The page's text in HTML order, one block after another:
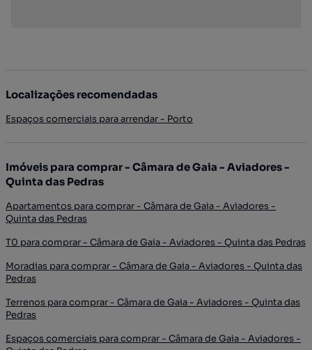
Localizações recomendadas
Espaços comerciais para arrendar - Porto
Imóveis para comprar - Câmara de Gaia - Aviadores -
Quinta das Pedras
Apartamentos para comprar - Câmara de Gaia - Aviadores -
Quinta das Pedras
T0 para comprar - Câmara de Gaia - Aviadores - Quinta das Pedras
Moradias para comprar - Câmara de Gaia - Aviadores - Quinta das
Pedras
Terrenos para comprar - Câmara de Gaia - Aviadores - Quinta das
Pedras
Espaços comerciais para comprar - Câmara de Gaia - Aviadores -